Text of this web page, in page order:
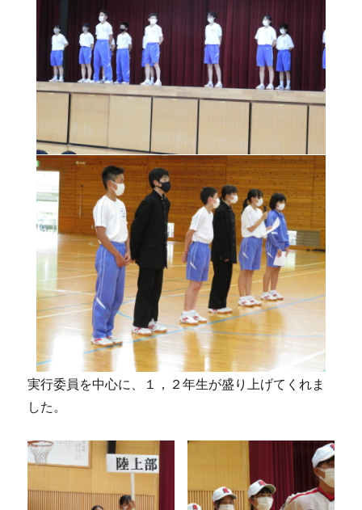
実行委員を中心に、１，２年生が盛り上げてくれま
した。